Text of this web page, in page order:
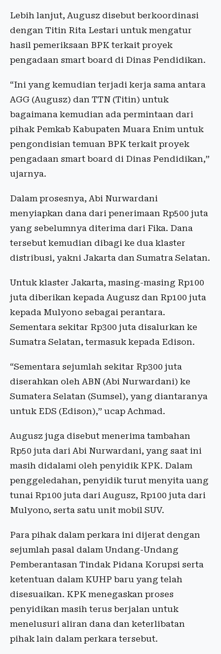
Lebih lanjut, Augusz disebut berkoordinasi
dengan Titin Rita Lestari untuk mengatur
hasil pemeriksaan BPK terkait proyek
pengadaan smart board di Dinas Pendidikan.
“Ini yang kemudian terjadi kerja sama antara
AGG (Augusz) dan TTN (Titin) untuk
bagaimana kemudian ada permintaan dari
pihak Pemkab Kabupaten Muara Enim untuk
pengondisian temuan BPK terkait proyek
pengadaan smart board di Dinas Pendidikan,”
ujarnya.
Dalam prosesnya, Abi Nurwardani
menyiapkan dana dari penerimaan Rp500 juta
yang sebelumnya diterima dari Fika. Dana
tersebut kemudian dibagi ke dua klaster
distribusi, yakni Jakarta dan Sumatra Selatan.
Untuk klaster Jakarta, masing-masing Rp100
juta diberikan kepada Augusz dan Rp100 juta
kepada Mulyono sebagai perantara.
Sementara sekitar Rp300 juta disalurkan ke
Sumatra Selatan, termasuk kepada Edison.
“Sementara sejumlah sekitar Rp300 juta
diserahkan oleh ABN (Abi Nurwardani) ke
Sumatera Selatan (Sumsel), yang diantaranya
untuk EDS (Edison),” ucap Achmad.
Augusz juga disebut menerima tambahan
Rp50 juta dari Abi Nurwardani, yang saat ini
masih didalami oleh penyidik KPK. Dalam
penggeledahan, penyidik turut menyita uang
tunai Rp100 juta dari Augusz, Rp100 juta dari
Mulyono, serta satu unit mobil SUV.
Para pihak dalam perkara ini dijerat dengan
sejumlah pasal dalam Undang-Undang
Pemberantasan Tindak Pidana Korupsi serta
ketentuan dalam KUHP baru yang telah
disesuaikan. KPK menegaskan proses
penyidikan masih terus berjalan untuk
menelusuri aliran dana dan keterlibatan
pihak lain dalam perkara tersebut.